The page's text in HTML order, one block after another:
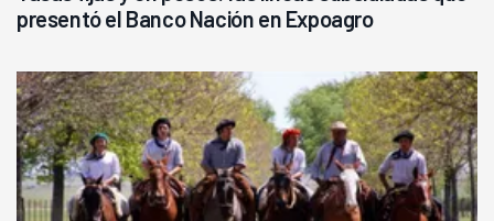
presentó el Banco Nación en Expoagro